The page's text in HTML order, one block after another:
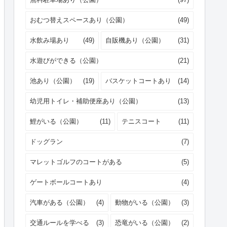
おむつ替えスペースあり（公園） (49)
水飲み場あり (49) 自販機あり（公園） (31)
水遊びができる（公園） (21)
池あり（公園） (19) バスケットコートあり (14)
幼児用トイレ・補助便座あり（公園） (13)
鯉がいる（公園） (11) テニスコート (11)
ドッグラン (7)
マレットゴルフのコートがある (5)
ゲートボールコートあり (4)
汽車がある（公園） (4) 動物がいる（公園） (3)
交通ルールを学べる (3) 恐竜がいる（公園） (2)